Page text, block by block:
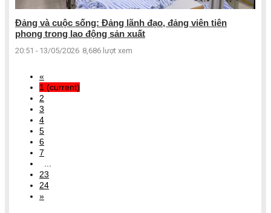
Đảng và cuộc sống: Đảng lãnh đạo, đảng viên tiên
phong trong lao động sản xuất
20:51 - 13/05/2026 8,686 lượt xem
«
1 (current)
2
3
4
5
6
7
23
24
»